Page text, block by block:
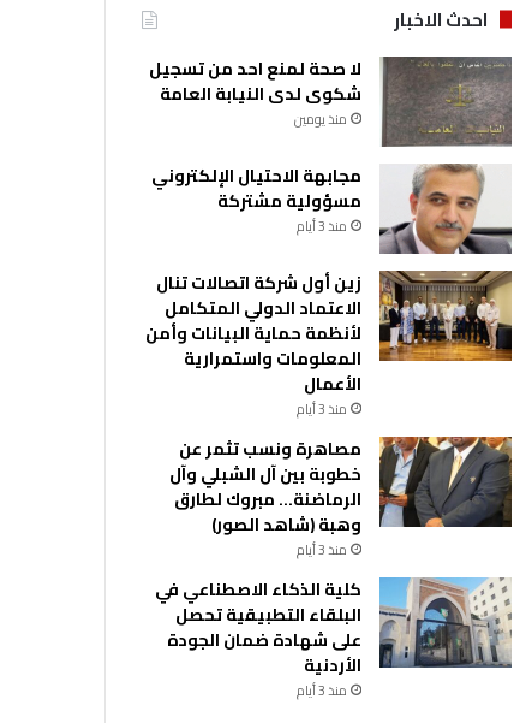
احدث الاخبار
لا صحة لمنع احد من تسجيل
شكوى لدى النيابة العامة
منذ يومين
مجابهة الاحتيال الإلكتروني
مسؤولية مشتركة
منذ 3 أيام
زين أول شركة اتصالات تنال
الاعتماد الدولي المتكامل
لأنظمة حماية البيانات وأمن
المعلومات واستمرارية
الأعمال
منذ 3 أيام
مصاهرة ونسب تثمر عن
خطوبة بين آل الشبلي وآل
الرماضنة… مبروك لطارق
وهبة (شاهد الصور)
منذ 3 أيام
كلية الذكاء الاصطناعي في
البلقاء التطبيقية تحصل
على شهادة ضمان الجودة
الأردنية
منذ 3 أيام